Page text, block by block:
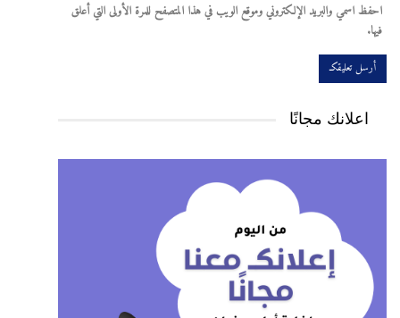
احفظ اسمي والبريد الإلكتروني وموقع الويب في هذا المتصفح للمرة الأولى التي أعلق
فيها.
اعلانك مجانًا